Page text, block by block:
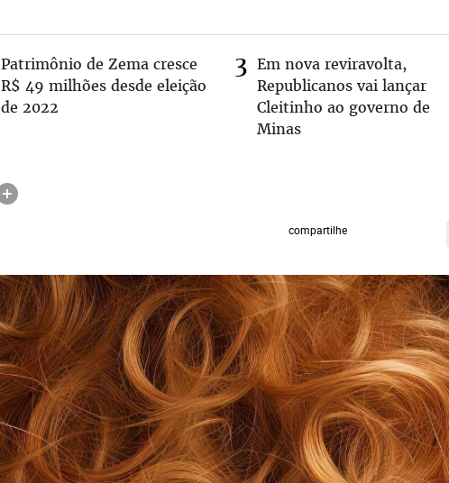
Patrimônio de Zema cresce
R$ 49 milhões desde eleição
de 2022
Em nova reviravolta,
Republicanos vai lançar
Cleitinho ao governo de
Minas
compartilhe